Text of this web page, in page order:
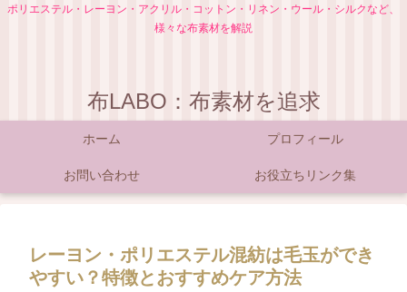
ポリエステル・レーヨン・アクリル・コットン・リネン・ウール・シルクなど、
様々な布素材を解説
布LABO：布素材を追求
ホーム プロフィール
お問い合わせ お役立ちリンク集
レーヨン・ポリエステル混紡は毛玉ができ
やすい？特徴とおすすめケア方法